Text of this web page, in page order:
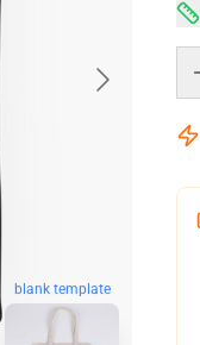
blank template